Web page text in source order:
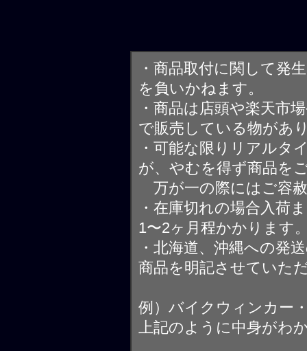
・商品取付に関して発
を負いかねます。
・商品は店頭や楽天市
で販売している物があ
・可能な限りリアルタ
が、やむを得ず商品を
万が一の際にはご容
・在庫切れの場合入荷
1〜2ヶ月程かかります
・北海道、沖縄への発
商品を明記させていた
例）バイクウィンカー
上記のように中身がわ